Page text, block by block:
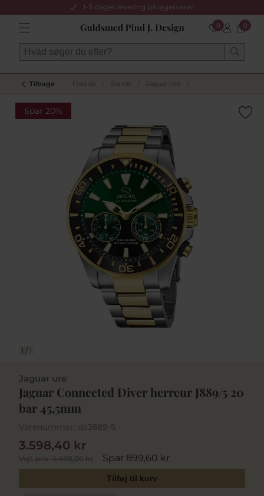
1-3 dages levering på lagervarer
0 0
Tilbage Forside Brands Jaguar Ure
Spar 20%
1 / 1
Jaguar ure
Jaguar Connected Diver herreur J889/5 20
bar 45,5mm
Varenummer: daJ889-5
Vejl. pris4.498,00 kr Spar 899,60 kr
3.598,40 kr
Tilføj til kurv